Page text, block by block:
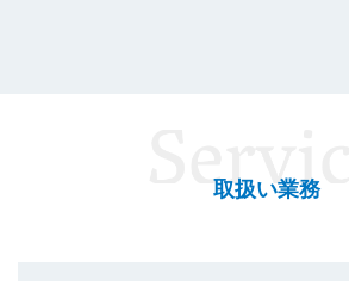
取扱い業務